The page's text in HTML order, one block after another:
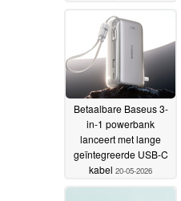
31-05-2026
Betaalbare Baseus 3-
in-1 powerbank
lanceert met lange
geïntegreerde USB-C
kabel 20-05-2026